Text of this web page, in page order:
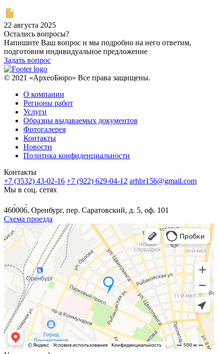
22 августа 2025
Остались вопросы?
Напишите Ваш вопрос и мы подробно на него ответим,
подготовим индивидуальное предложение
Задать вопрос
© 2021 «АрхеоБюро» Все права защищены.
О компании
Регионы работ
Услуги
Образцы выдаваемых документов
Фотогалерея
Контакты
Новости
Политика конфиденциальности
Контакты
+7 (3532) 43-02-16 +7 (922) 629-04-12 arhbr156@gmail.com
Мы в соц. сетях
460006, Оренбург, пер. Саратовский, д. 5, оф. 101
Схема проезда